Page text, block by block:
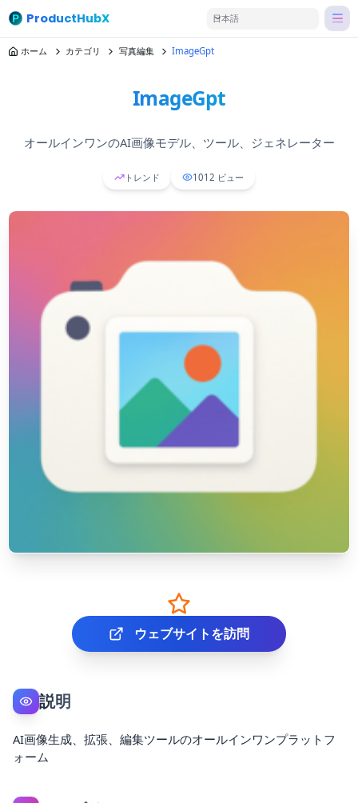
ProductHubX 日本語
ホーム カテゴリ 写真編集 ImageGpt
ImageGpt
オールインワンのAI画像モデル、ツール、ジェネレーター
トレンド 1012 ビュー
ウェブサイトを訪問
説明
AI画像生成、拡張、編集ツールのオールインワンプラットフ
ォーム